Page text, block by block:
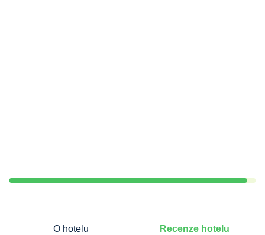
O hotelu Recenze hotelu